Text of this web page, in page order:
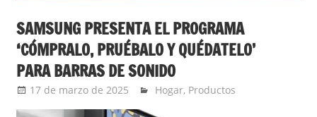
SAMSUNG PRESENTA EL PROGRAMA
‘CÓMPRALO, PRUÉBALO Y QUÉDATELO’
PARA BARRAS DE SONIDO
17 de marzo de 2025 Ernesto Herrera
Hogar, Productos